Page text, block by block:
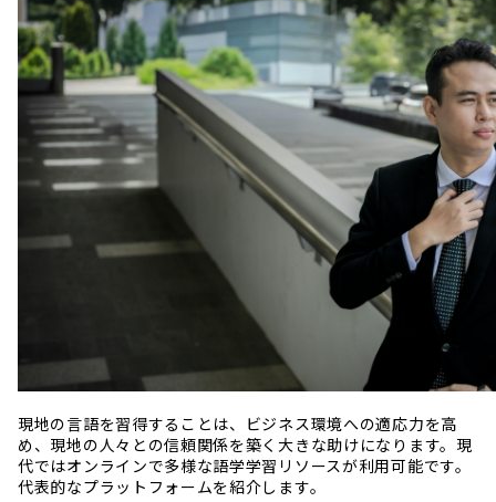
現地の言語を習得することは、ビジネス環境への適応力を高
め、現地の人々との信頼関係を築く大きな助けになります。現
代ではオンラインで多様な語学学習リソースが利用可能です。
代表的なプラットフォームを紹介します。